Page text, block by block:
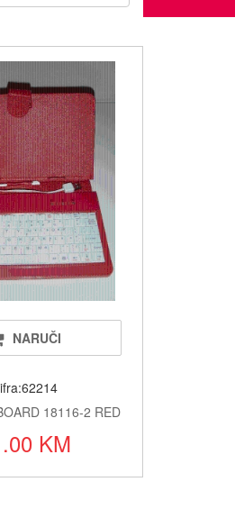
NARUČI
18116-2 RED
KM